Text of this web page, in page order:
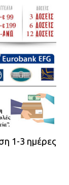
1-3 ημέρες